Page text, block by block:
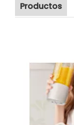
Productos